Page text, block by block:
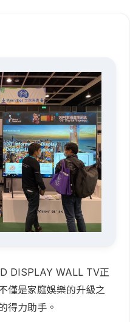
DISPLAY WALL TV正
僅是家庭娛樂的升級之
得力助手。